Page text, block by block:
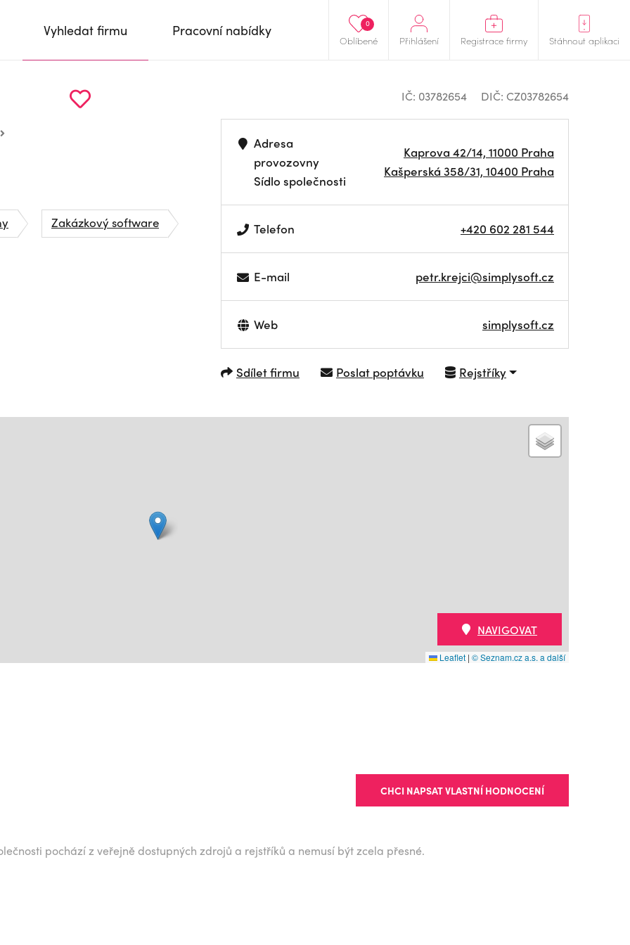
Oblíbené
0
Přihlášení Registrace firmy Stáhnout aplikaci
Vyhledat firmu Pracovní nabídky
Zakázkový software
IČ: 03782654 DIČ: CZ03782654
Adresa
provozovny
Sídlo společnosti
Kaprova 42/14, 11000 Praha
Kašperská 358/31, 10400 Praha
Telefon +420 602 281 544
E-mail petr.krejci@simplysoft.cz
Web simplysoft.cz
Sdílet firmu Poslat poptávku Rejstříky
Leaflet | © Seznam.cz a.s. a další
NAVIGOVAT
CHCI NAPSAT VLASTNÍ HODNOCENÍ
pochází z veřejně dostupných zdrojů a rejstříků a nemusí být zcela přesné.